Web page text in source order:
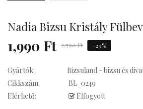
Nadia Bizsu Kristály
1,990 Ft 2,790 Ft -29%
Gyártók
Bizsuland - bizsu és
Cikkszám:
BL_0249
Elérhető:
Elfogyott